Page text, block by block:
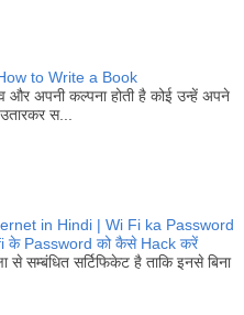
to Write a Book
और अपनी कल्पना होती है कोई उन्हें अपने
स...
in Hindi | Wi Fi ka Password
के Password को कैसे Hack करें
से सम्बंधित सर्टिफिकेट है ताकि इनसे बिना